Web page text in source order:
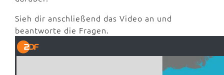
Sieh dir anschließend das Video an und
beantworte die Fragen.